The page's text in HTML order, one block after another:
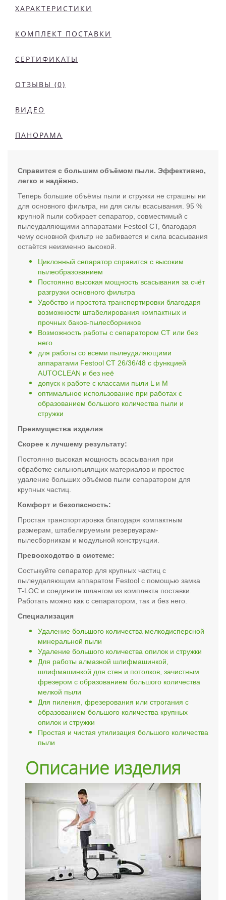
ХАРАКТЕРИСТИКИ
КОМПЛЕКТ ПОСТАВКИ
СЕРТИФИКАТЫ
ОТЗЫВЫ (0)
ВИДЕО
ПАНОРАМА
Справится с большим объёмом пыли. Эффективно,
легко и надёжно.
Теперь большие объёмы пыли и стружки не страшны ни
для основного фильтра, ни для силы всасывания. 95 %
крупной пыли собирает сепаратор, совместимый с
пылеудаляющими аппаратами Festool CT, благодаря
чему основной фильтр не забивается и сила всасывания
остаётся неизменно высокой.
Циклонный сепаратор справится с высоким
пылеобразованием
Постоянно высокая мощность всасывания за счёт
разгрузки основного фильтра
Удобство и простота транспортировки благодаря
возможности штабелирования компактных и
прочных баков-пылесборников
Возможность работы с сепаратором CT или без
него
для работы со всеми пылеудаляющими
аппаратами Festool CT 26/36/48 с функцией
AUTOCLEAN и без неё
допуск к работе с классами пыли L и M
оптимальное использование при работах с
образованием большого количества пыли и
стружки
Преимущества изделия
Скорее к лучшему результату:
Постоянно высокая мощность всасывания при
обработке сильнопылящих материалов и простое
удаление больших объёмов пыли сепаратором для
крупных частиц.
Комфорт и безопасность:
Простая транспортировка благодаря компактным
размерам, штабелируемым резервуарам-
пылесборникам и модульной конструкции.
Превосходство в системе:
Состыкуйте сепаратор для крупных частиц с
пылеудаляющим аппаратом Festool с помощью замка
T-LOC и соедините шлангом из комплекта поставки.
Работать можно как с сепаратором, так и без него.
Специализация
Удаление большого количества мелкодисперсной
минеральной пыли
Удаление большого количества опилок и стружки
Для работы алмазной шлифмашинкой,
шлифмашинкой для стен и потолков, зачистным
фрезером с образованием большого количества
мелкой пыли
Для пиления, фрезерования или строгания с
образованием большого количества крупных
опилок и стружки
Простая и чистая утилизация большого количества
пыли
Описание изделия